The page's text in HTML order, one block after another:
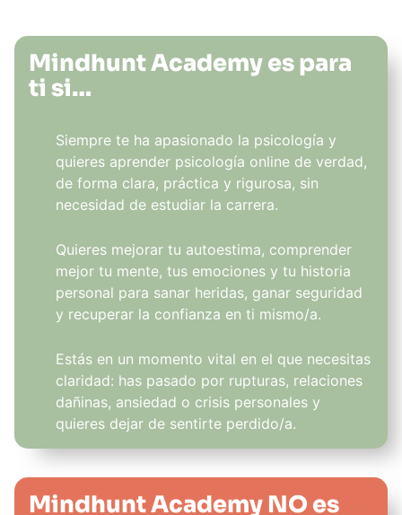
Mindhunt Academy es para
ti si…
Siempre te ha apasionado la psicología y
quieres aprender psicología online de verdad,
de forma clara, práctica y rigurosa, sin
necesidad de estudiar la carrera.
Quieres mejorar tu autoestima, comprender
mejor tu mente, tus emociones y tu historia
personal para sanar heridas, ganar seguridad
y recuperar la confianza en ti mismo/a.
Estás en un momento vital en el que necesitas
claridad: has pasado por rupturas, relaciones
dañinas, ansiedad o crisis personales y
quieres dejar de sentirte perdido/a.
Mindhunt Academy NO es